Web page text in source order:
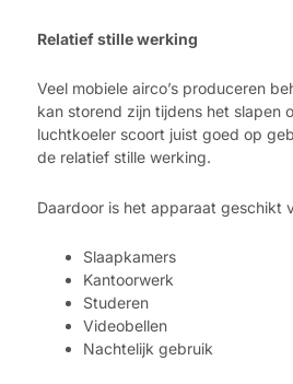
Relatief stille werking
Veel mobiele airco’s produceren
kan storend zijn tijdens het slapen
luchtkoeler scoort juist goed op
de relatief stille werking.
Daardoor is het apparaat geschikt
Slaapkamers
Kantoorwerk
Studeren
Videobellen
Nachtelijk gebruik